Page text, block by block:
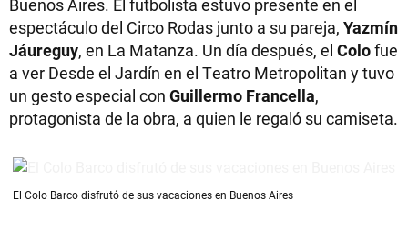
Buenos Aires. El futbolista estuvo presente en el
espectáculo del Circo Rodas junto a su pareja, Yazmín
Jáureguy, en La Matanza. Un día después, el Colofue
a ver Desde el Jardín en el Teatro Metropolitan y tuvo
un gesto especial con Guillermo Francella,
protagonista de la obra, a quien le regaló su camiseta.
El Colo Barco disfrutó de sus vacaciones en Buenos Aires